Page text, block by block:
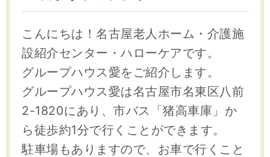
こんにちは！名古屋老人ホーム・介護施
設紹介センター・ハローケアです。
グループハウス愛をご紹介します。
グループハウス愛は名古屋市名東区八前
2-1820にあり、市バス「猪高車庫」か
ら徒歩約1分で行くことができます。
駐車場もありますので、お車で行くこと